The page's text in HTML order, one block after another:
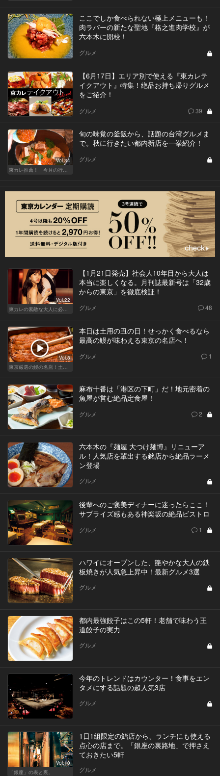
ここでしか食べられない極上メニューも！
肉ラバーの新たな聖地『格之進肉学校』が
六本木に開校！
グルメ
【6月17日】エリア別で使える『東カレテ
イクアウト』特集！絶品お持ち帰りグルメ
をご紹介！
グルメ 39
Vol.34
東カレ推薦！ 今月の行くべき店
旬の味覚の釜飯から、話題の台湾グルメま
で。秋に行きたい都内新店を一挙紹介！
グルメ
Vol.22
東カレの素敵な大人に必要なこと
【1月21日発売】社会人10年目から大人は
本当に楽しくなる。月刊誌最新号は「32歳
からの東京」を徹底検証！
グルメ 48
Vol.8
東京厳選の鰻の名店！土用の丑の日じゃなくても行きたい
本日は土用の丑の日！せっかく食べるなら
最高の鰻が味わえる東京の名店へ！
グルメ 1
麻布十番は「港区の下町」だ！地元密着の
魚屋が営む絶品定食屋！
グルメ 2
六本木の『麺屋 大つけ麺博』リニューア
ル！人気店を輩出する銘店から絶品ラーメ
ン登場
グルメ
後輩へのご褒美ディナーに迷ったらここ！
サプライズ感もある神楽坂の絶品ビストロ
グルメ 1
ハワイにオープンした、艶やかな大人の鉄
板焼きが人気急上昇中！最新グルメ3選
グルメ
都内最強餃子はこの5軒！老舗で味わう王
道餃子の実力
グルメ
今年のトレンドはカウンター！食事をエン
タメにする話題の超人気3店
グルメ
Vol.10
「銀座」の表と裏。
1日1組限定の鮨店から、ランチにも使える
点心の店まで。「銀座の裏路地」で押さえ
ておきたい5軒
グルメ